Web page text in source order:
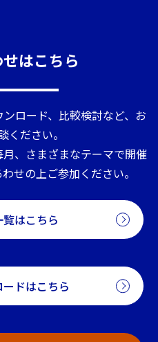
はこちら
ロード、比較検討など、お
ください。
、さまざまなテーマで開催
せの上ご参加ください。
はこちら
ドはこちら